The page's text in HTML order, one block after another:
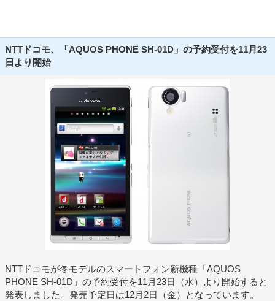
NTTドコモ、「AQUOS PHONE SH-01D」の予約受付を11月23
日より開始
NTTドコモが冬モデルのスマートフォン新機種「AQUOS
PHONE SH-01D」の予約受付を11月23日（水）より開始すると
発表しました。発売予定日は12月2日（金）となっています。